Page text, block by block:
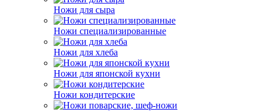
Ножи для сыра
Ножи специализированные
Ножи для хлеба
Ножи для японской кухни
Ножи кондитерские